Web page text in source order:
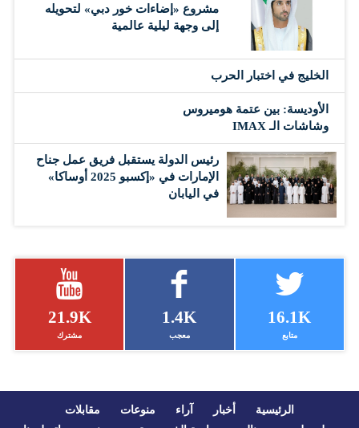
مشروع «إضاءات خور دبي» لتحويله
إلى وجهة ليلية عالمية
‏الخليج في اختبار الحرب
الأوديسة: بين عتمة هوميروس
وشاشات الـ IMAX
رئيس الدولة يستقبل فريق عمل جناح
الإمارات في «إكسبو 2025 أوساكا»
في اليابان
21.9K
مشترك
1.4K
معجب
16.1K
متابع
الرئيسية أخبار آراء منوعات
مقابلات